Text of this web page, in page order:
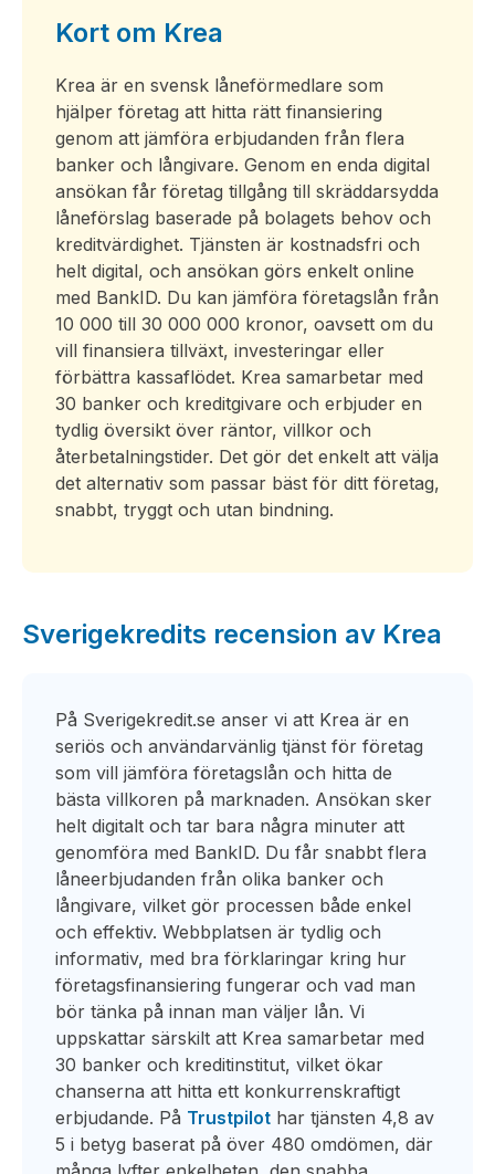
Kort om Krea
Krea är en svensk låneförmedlare som
hjälper företag att hitta rätt finansiering
genom att jämföra erbjudanden från flera
banker och långivare. Genom en enda digital
ansökan får företag tillgång till skräddarsydda
låneförslag baserade på bolagets behov och
kreditvärdighet. Tjänsten är kostnadsfri och
helt digital, och ansökan görs enkelt online
med BankID. Du kan jämföra företagslån från
10 000 till 30 000 000 kronor, oavsett om du
vill finansiera tillväxt, investeringar eller
förbättra kassaflödet. Krea samarbetar med
30 banker och kreditgivare och erbjuder en
tydlig översikt över räntor, villkor och
återbetalningstider. Det gör det enkelt att välja
det alternativ som passar bäst för ditt företag,
snabbt, tryggt och utan bindning.
Sverigekredits recension av Krea
På Sverigekredit.se anser vi att Krea är en
seriös och användarvänlig tjänst för företag
som vill jämföra företagslån och hitta de
bästa villkoren på marknaden. Ansökan sker
helt digitalt och tar bara några minuter att
genomföra med BankID. Du får snabbt flera
låneerbjudanden från olika banker och
långivare, vilket gör processen både enkel
och effektiv. Webbplatsen är tydlig och
informativ, med bra förklaringar kring hur
företagsfinansiering fungerar och vad man
bör tänka på innan man väljer lån. Vi
uppskattar särskilt att Krea samarbetar med
30 banker och kreditinstitut, vilket ökar
chanserna att hitta ett konkurrenskraftigt
erbjudande. På Trustpilot har tjänsten 4,8 av
5 i betyg baserat på över 480 omdömen, där